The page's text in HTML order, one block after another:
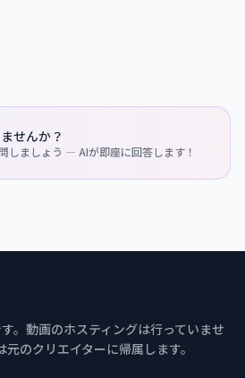
せんか？
しましょう — AIが即座に回答します！
。動画のホスティングは行っていませ
のクリエイターに帰属します。